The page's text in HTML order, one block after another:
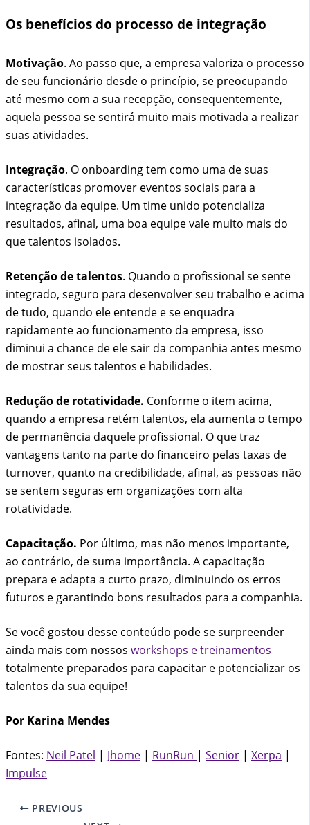
Os benefícios do processo de integração
Motivação. Ao passo que, a empresa valoriza o processo
de seu funcionário desde o princípio, se preocupando
até mesmo com a sua recepção, consequentemente,
aquela pessoa se sentirá muito mais motivada a realizar
suas atividades.
Integração. O onboarding tem como uma de suas
características promover eventos sociais para a
integração da equipe. Um time unido potencializa
resultados, afinal, uma boa equipe vale muito mais do
que talentos isolados.
Retenção de talentos. Quando o profissional se sente
integrado, seguro para desenvolver seu trabalho e acima
de tudo, quando ele entende e se enquadra
rapidamente ao funcionamento da empresa, isso
diminui a chance de ele sair da companhia antes mesmo
de mostrar seus talentos e habilidades.
Redução de rotatividade. Conforme o item acima,
quando a empresa retém talentos, ela aumenta o tempo
de permanência daquele profissional. O que traz
vantagens tanto na parte do financeiro pelas taxas de
turnover, quanto na credibilidade, afinal, as pessoas não
se sentem seguras em organizações com alta
rotatividade.
Capacitação. Por último, mas não menos importante,
ao contrário, de suma importância. A capacitação
prepara e adapta a curto prazo, diminuindo os erros
futuros e garantindo bons resultados para a companhia.
Se você gostou desse conteúdo pode se surpreender
ainda mais com nossos workshops e treinamentos
totalmente preparados para capacitar e potencializar os
talentos da sua equipe!
Por Karina Mendes
Fontes: Neil Patel | Jhome | RunRun | Senior | Xerpa |
Impulse
PREVIOUS